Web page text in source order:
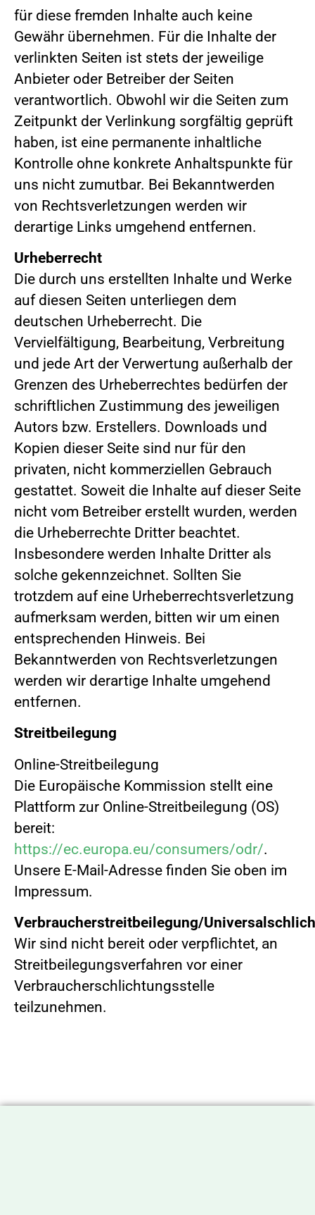
für diese fremden Inhalte auch keine
Gewähr übernehmen. Für die Inhalte der
verlinkten Seiten ist stets der jeweilige
Anbieter oder Betreiber der Seiten
verantwortlich. Obwohl wir die Seiten zum
Zeitpunkt der Verlinkung sorgfältig geprüft
haben, ist eine permanente inhaltliche
Kontrolle ohne konkrete Anhaltspunkte für
uns nicht zumutbar. Bei Bekanntwerden
von Rechtsverletzungen werden wir
derartige Links umgehend entfernen.
Urheberrecht
Die durch uns erstellten Inhalte und Werke
auf diesen Seiten unterliegen dem
deutschen Urheberrecht. Die
Vervielfältigung, Bearbeitung, Verbreitung
und jede Art der Verwertung außerhalb der
Grenzen des Urheberrechtes bedürfen der
schriftlichen Zustimmung des jeweiligen
Autors bzw. Erstellers. Downloads und
Kopien dieser Seite sind nur für den
privaten, nicht kommerziellen Gebrauch
gestattet. Soweit die Inhalte auf dieser Seite
nicht vom Betreiber erstellt wurden, werden
die Urheberrechte Dritter beachtet.
Insbesondere werden Inhalte Dritter als
solche gekennzeichnet. Sollten Sie
trotzdem auf eine Urheberrechtsverletzung
aufmerksam werden, bitten wir um einen
entsprechenden Hinweis. Bei
Bekanntwerden von Rechtsverletzungen
werden wir derartige Inhalte umgehend
entfernen.
Streitbeilegung
Online-Streitbeilegung
Die Europäische Kommission stellt eine
Plattform zur Online-Streitbeilegung (OS)
bereit:
https://ec.europa.eu/consumers/odr/.
Unsere E-Mail-Adresse finden Sie oben im
Impressum.
Verbraucherstreitbeilegung/
Wir sind nicht bereit oder verpflichtet, an
Streitbeilegungsverfahren vor einer
Verbraucherschlichtungsstelle
teilzunehmen.